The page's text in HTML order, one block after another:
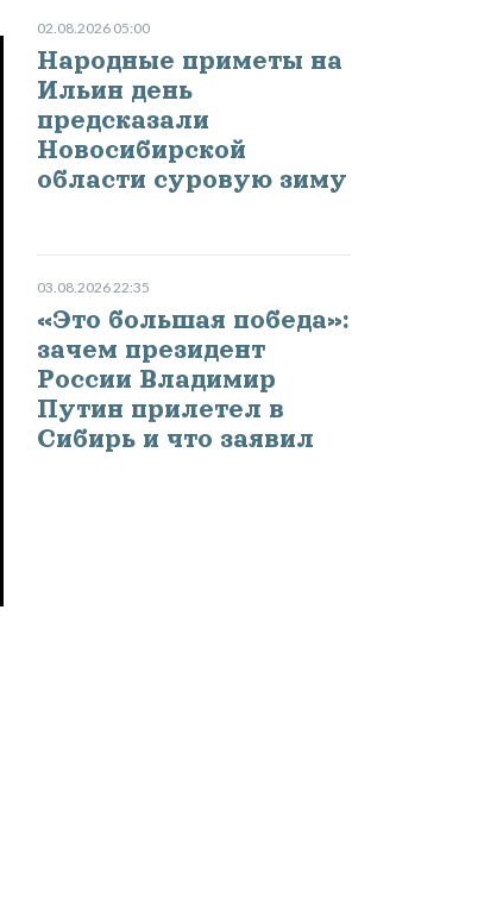
02.08.2026 05:00
Народные приметы на
Ильин день
предсказали
Новосибирской
области суровую зиму
03.08.2026 22:35
«Это большая победа»:
зачем президент
России Владимир
Путин прилетел в
Сибирь и что заявил